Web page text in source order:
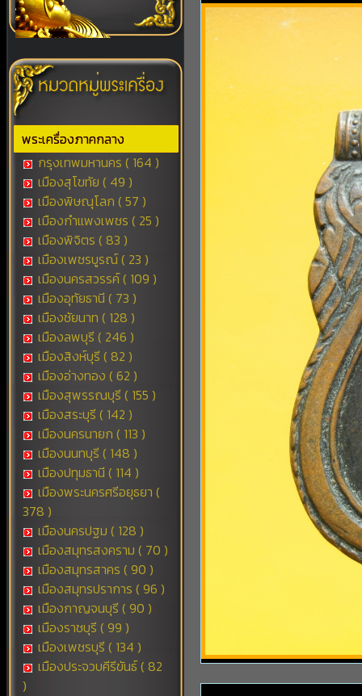
พระเครื่องภาคกลาง
กรุงเทพมหานคร ( 164 )
เมืองสุโขทัย ( 49 )
เมืองพิษณุโลก ( 57 )
เมืองกำแพงเพชร ( 25 )
เมืองพิจิตร ( 83 )
เมืองเพชรบูรณ์ ( 23 )
เมืองนครสวรรค์ ( 109 )
เมืองอุทัยธานี ( 73 )
เมืองชัยนาท ( 128 )
เมืองลพบุรี ( 246 )
เมืองสิงห์บุรี ( 82 )
เมืองอ่างทอง ( 62 )
เมืองสุพรรณบุรี ( 155 )
เมืองสระบุรี ( 142 )
เมืองนครนายก ( 113 )
เมืองนนทบุรี ( 148 )
เมืองปทุมธานี ( 114 )
เมืองพระนครศรีอยุธยา (
378 )
เมืองนครปฐม ( 128 )
เมืองสมุทรสงคราม ( 70 )
เมืองสมุทรสาคร ( 90 )
เมืองสมุทรปราการ ( 96 )
เมืองกาญจนบุรี ( 90 )
เมืองราชบุรี ( 99 )
เมืองเพชรบุรี ( 134 )
เมืองประจวบคีรีขันธ์ ( 82
)